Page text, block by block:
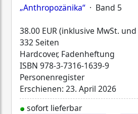
„Anthropozänika“ · Band 5
38.00 EUR (inklusive MwSt. und
332 Seiten
Hardcover, Fadenheftung
ISBN 978-3-7316-1639-9
Personenregister
Erschienen: 23. April 2026
sofort lieferbar